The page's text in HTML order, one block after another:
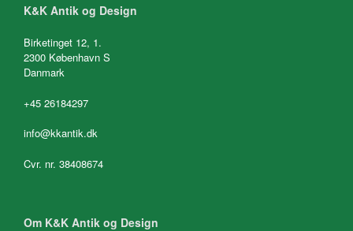
K&K Antik og Design
Birketinget 12, 1.
2300 København S
Danmark
+45 26184297
info@kkantik.dk
Cvr. nr. 38408674
Om K&K Antik og Design